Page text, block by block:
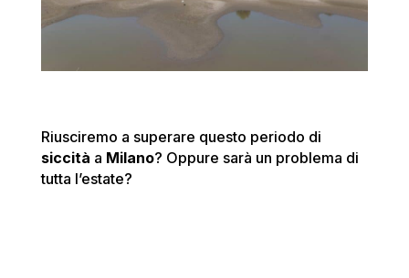
Riusciremo a superare questo periodo di
siccità a Milano? Oppure sarà un problema di
tutta l’estate?